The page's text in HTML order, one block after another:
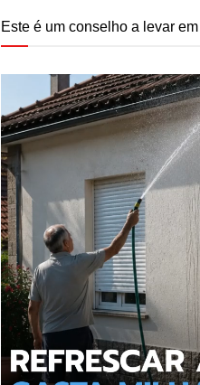
Este é um conselho a levar